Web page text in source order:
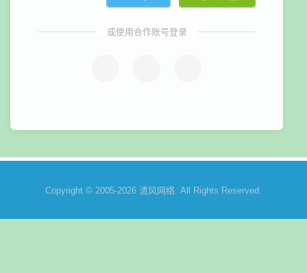
或使用合作账号登录
Copyright © 2005-2026 清风网络. All Rights Reserved.